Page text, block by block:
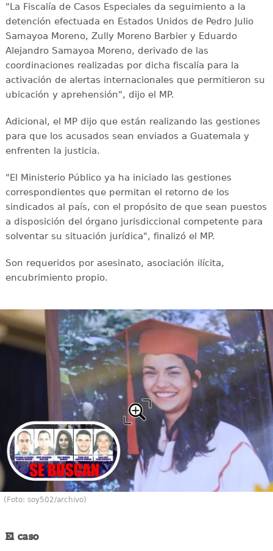
"La Fiscalía de Casos Especiales da seguimiento a la
detención efectuada en Estados Unidos de Pedro Julio
Samayoa Moreno, Zully Moreno Barbier y Eduardo
Alejandro Samayoa Moreno, derivado de las
coordinaciones realizadas por dicha fiscalía para la
activación de alertas internacionales que permitieron su
ubicación y aprehensión", dijo el MP.
Adicional, el MP dijo que están realizando las gestiones
para que los acusados sean enviados a Guatemala y
enfrenten la justicia.
"El Ministerio Público ya ha iniciado las gestiones
correspondientes que permitan el retorno de los
sindicados al país, con el propósito de que sean puestos
a disposición del órgano jurisdiccional competente para
solventar su situación jurídica", finalizó el MP.
Son requeridos por asesinato, asociación ilícita,
encubrimiento propio.
(Foto: soy502/archivo)
El caso